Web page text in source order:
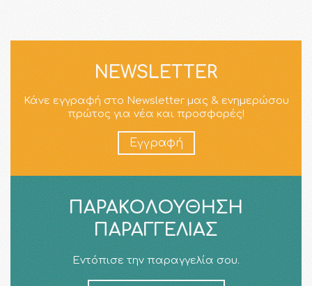
NEWSLETTER
Κάνε εγγραφή στο Newsletter μας & ενημερώσου
πρώτος για νέα και προσφορές!
Εγγραφή
ΠΑΡΑΚΟΛΟΎΘΗΣΗ
ΠΑΡΑΓΓΕΛΊΑΣ
Εντόπισε την παραγγελία σου.